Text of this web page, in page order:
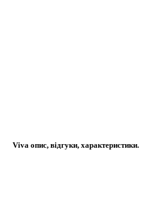
Viva опис, відгуки, характеристики.